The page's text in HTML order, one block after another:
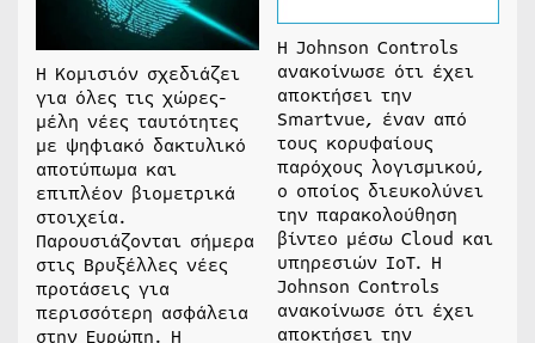
Η Κομισιόν σχεδιάζει
για όλες τις χώρες-
μέλη νέες ταυτότητες
με ψηφιακό δακτυλικό
αποτύπωμα και
επιπλέον βιομετρικά
στοιχεία.
Παρουσιάζονται σήμερα
στις Βρυξέλλες νέες
προτάσεις για
περισσότερη ασφάλεια
στην Ευρώπη. Η
Η Johnson Controls
ανακοίνωσε ότι έχει
αποκτήσει την
Smartvue, έναν από
τους κορυφαίους
παρόχους λογισμικού,
ο οποίος διευκολύνει
την παρακολούθηση
βίντεο μέσω Cloud και
υπηρεσιών IoT. Η
Johnson Controls
ανακοίνωσε ότι έχει
αποκτήσει την